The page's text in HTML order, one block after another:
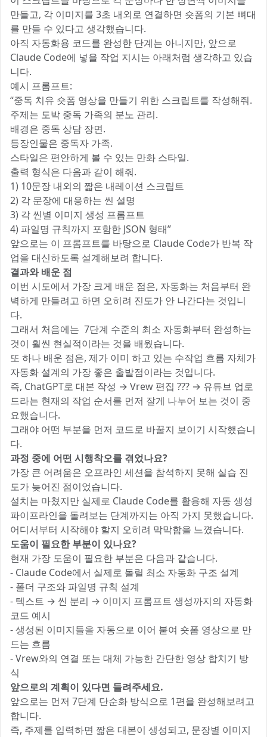
만들고, 각 이미지를 3초 내외로 연결하면 숏폼의 기본 뼈대
를 만들 수 있다고 생각했습니다.
아직 자동화용 코드를 완성한 단계는 아니지만, 앞으로
Claude Code에 넣을 작업 지시는 아래처럼 생각하고 있습
니다.
예시 프롬프트:
“중독 치유 숏폼 영상을 만들기 위한 스크립트를 작성해줘.
주제는 도박 중독 가족의 분노 관리.
배경은 중독 상담 장면.
등장인물은 중독자 가족.
스타일은 편안하게 볼 수 있는 만화 스타일.
출력 형식은 다음과 같이 해줘.
1) 10문장 내외의 짧은 내레이션 스크립트
2) 각 문장에 대응하는 씬 설명
3) 각 씬별 이미지 생성 프롬프트
4) 파일명 규칙까지 포함한 JSON 형태”
앞으로는 이 프롬프트를 바탕으로 Claude Code가 반복 작
업을 대신하도록 설계해보려 합니다.
결과와 배운 점
이번 시도에서 가장 크게 배운 점은, 자동화는 처음부터 완
벽하게 만들려고 하면 오히려 진도가 안 나간다는 것입니
다.
그래서 처음에는 7단계 수준의 최소 자동화부터 완성하는
것이 훨씬 현실적이라는 것을 배웠습니다.
또 하나 배운 점은, 제가 이미 하고 있는 수작업 흐름 자체가
자동화 설계의 가장 좋은 출발점이라는 것입니다.
즉, ChatGPT로 대본 작성 → Vrew 편집 ??? → 유튜브 업로
드라는 현재의 작업 순서를 먼저 잘게 나누어 보는 것이 중
요했습니다.
그래야 어떤 부분을 먼저 코드로 바꿀지 보이기 시작했습니
다.
과정 중에 어떤 시행착오를 겪었나요?
가장 큰 어려움은 오프라인 세션을 참석하지 못해 실습 진
도가 늦어진 점이었습니다.
설치는 마쳤지만 실제로 Claude Code를 활용해 자동 생성
파이프라인을 돌려보는 단계까지는 아직 가지 못했습니다.
어디서부터 시작해야 할지 오히려 막막함을 느꼈습니다.
도움이 필요한 부분이 있나요?
현재 가장 도움이 필요한 부분은 다음과 같습니다.
- Claude Code에서 실제로 돌릴 최소 자동화 구조 설계
- 폴더 구조와 파일명 규칙 설계
- 텍스트 → 씬 분리 → 이미지 프롬프트 생성까지의 자동화
코드 예시
- 생성된 이미지들을 자동으로 이어 붙여 숏폼 영상으로 만
드는 흐름
- Vrew와의 연결 또는 대체 가능한 간단한 영상 합치기 방
식
앞으로의 계획이 있다면 들려주세요.
앞으로는 먼저 7단계 단순화 방식으로 1편을 완성해보려고
합니다.
즉, 주제를 입력하면 짧은 대본이 생성되고, 문장별 이미지